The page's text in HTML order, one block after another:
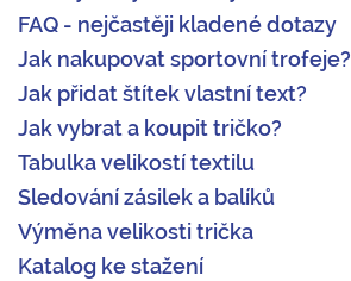
FAQ - nejčastěji kladené dotazy
Jak nakupovat sportovní trofeje?
Jak přidat štítek vlastní text?
Jak vybrat a koupit tričko?
Tabulka velikostí textilu
Sledování zásilek a balíků
Výměna velikosti trička
Katalog ke stažení